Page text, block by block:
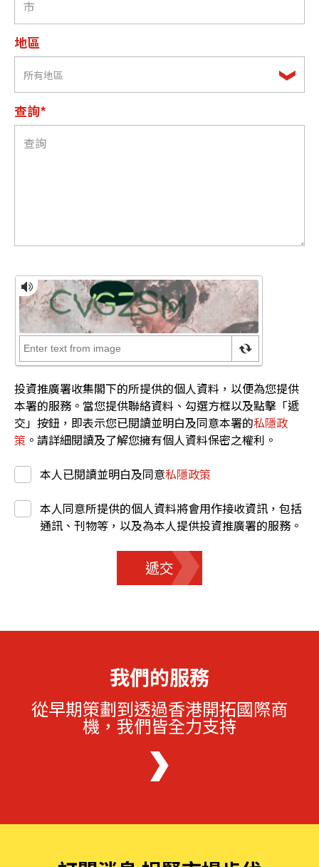
地區
所有地區
查詢*
投資推廣署收集閣下的所提供的個人資料，以便為您提供
本署的服務。當您提供聯絡資料、勾選方框以及點擊「遞
交」按鈕，即表示您已閱讀並明白及同意本署的私隱政
策 。請詳細閱讀及了解您擁有個人資料保密之權利。
本人已閱讀並明白及同意私隱政策
本人同意所提供的個人資料將會用作接收資訊，包括
通訊、刊物等，以及為本人提供投資推廣署的服務。
遞交
我們的服務
從早期策劃到透過香港開拓國際商
機，我們皆全力支持